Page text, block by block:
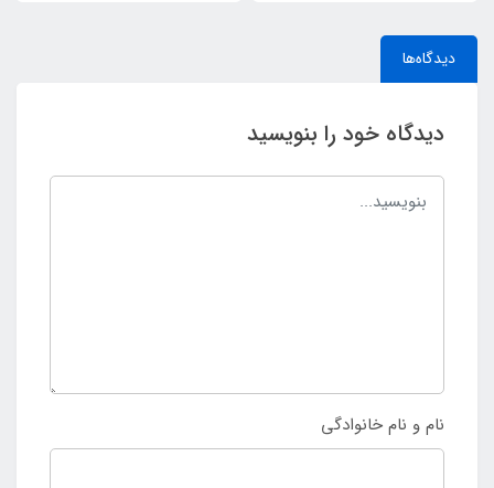
دیدگاه‌ها
دیدگاه خود را بنویسید
نام و نام خانوادگی